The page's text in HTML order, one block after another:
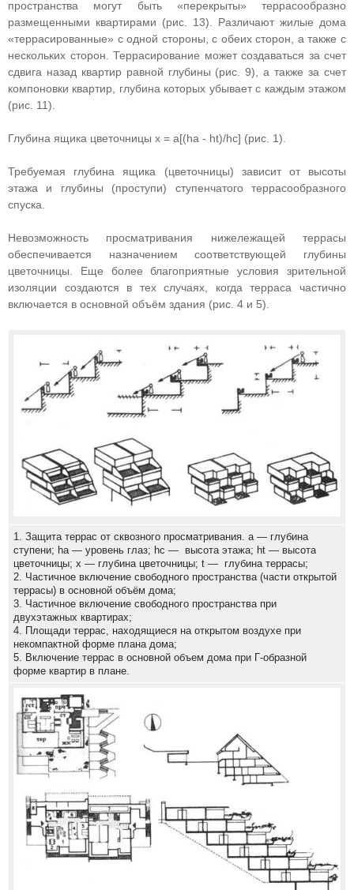
пространства могут быть «перекрыты» террасообразно
размещенными квартирами (рис. 13). Различают жилые дома
«террасированные» с одной стороны, с обеих сторон, а также с
нескольких сторон. Террасирование может создаваться за счет
сдвига назад квартир равной глубины (рис. 9), а также за счет
компоновки квартир, глубина которых убывает с каждым этажом
(рис. 11).
Глубина ящика цветочницы х = a[(ha - ht)/hc] (рис. 1).
Требуемая глубина ящика (цветочницы) зависит от высоты
этажа и глубины (проступи) ступенчатого террасообразного
спуска.
Невозможность просматривания нижележащей террасы
обеспечивается назначением соответствующей глубины
цветочницы. Еще более благоприятные условия зрительной
изоляции создаются в тех случаях, когда терраса частично
включается в основной объём здания (рис. 4 и 5).
1. Защита террас от сквозного просматривания. a — глубина
ступени; ha — уровень глаз; hc — высота этажа; ht — высота
цветочницы; x — глубина цветочницы; t — глубина террасы;
2. Частичное включение свободного пространства (части открытой
террасы) в основной объём дома;
3. Частичное включение свободного пространства при
двухэтажных квартирах;
4. Площади террас, находящиеся на открытом воздухе при
некомпактной форме плана дома;
5. Включение террас в основной объем дома при Г-образной
форме квартир в плане.